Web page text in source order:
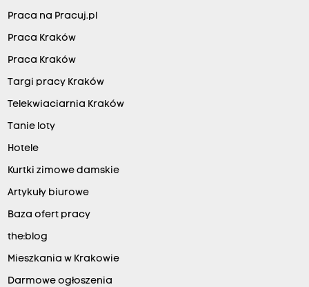
Praca na Pracuj.pl
Praca Kraków
Praca Kraków
Targi pracy Kraków
Telekwiaciarnia Kraków
Tanie loty
Hotele
Kurtki zimowe damskie
Artykuły biurowe
Baza ofert pracy
the:blog
Mieszkania w Krakowie
Darmowe ogłoszenia